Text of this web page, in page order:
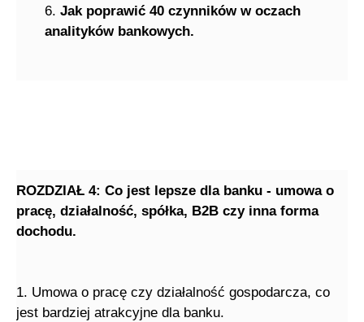
6. Jak poprawić 40 czynników w oczach
analityków bankowych.
ROZDZIAŁ 4: Co jest lepsze dla banku - umowa o
pracę, działalność, spółka, B2B czy inna forma
dochodu.
1. Umowa o pracę czy działalność gospodarcza, co
jest bardziej atrakcyjne dla banku.